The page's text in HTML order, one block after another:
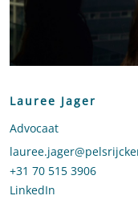
Lauree Jager
Advocaat
Stuur een e-mail naar
Bel naar Lauree Jager
+31 70 515 3906
LinkedIn